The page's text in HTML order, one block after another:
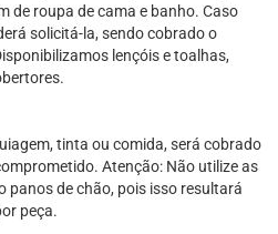
de roupa de cama e banho. Caso
solicitá-la, sendo cobrado o
lençóis e toalhas,
tinta ou comida, será cobrado
Atenção: Não utilize as
panos de chão, pois isso resultará
peça.